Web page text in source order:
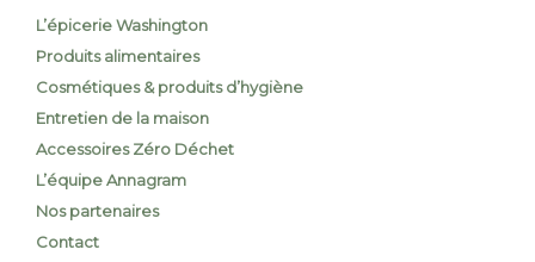
L’épicerie Washington
Produits alimentaires
Cosmétiques & produits d’hygiène
Entretien de la maison
Accessoires Zéro Déchet
L’équipe Annagram
Nos partenaires
Contact